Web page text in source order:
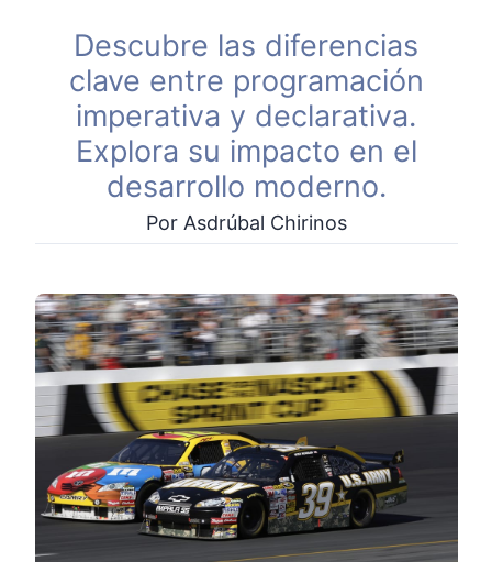
Descubre las diferencias
clave entre programación
imperativa y declarativa.
Explora su impacto en el
desarrollo moderno.
Por Asdrúbal Chirinos